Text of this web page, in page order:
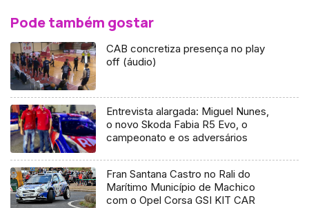
Pode também gostar
CAB concretiza presença no play
off (áudio)
Entrevista alargada: Miguel Nunes,
o novo Skoda Fabia R5 Evo, o
campeonato e os adversários
Fran Santana Castro no Rali do
Marítimo Município de Machico
com o Opel Corsa GSI KIT CAR